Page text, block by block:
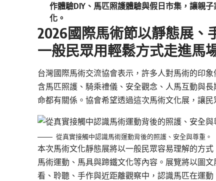
作體驗DIY、馬匹照護體驗與假日市集，讓親
化。
2026國際馬術節以靜態展、
一般民眾用輕鬆方式走進馬
台灣國際馬術交流協會表示，許多人對馬術的印
含馬匹照護、騎乘禮儀、安全觀念、人馬互動與
命都有關係。協會希望透過這次馬術文化展，讓
從真實接觸中認識馬術運動背後的照護、安全與尊重。
本次馬術文化靜態展將以一般民眾容易理解的方
馬術運動、馬具與蹄鐵文化等內容。展覽將以圖
看、聆聽、手作與近距離觀察中，認識馬匹在運動